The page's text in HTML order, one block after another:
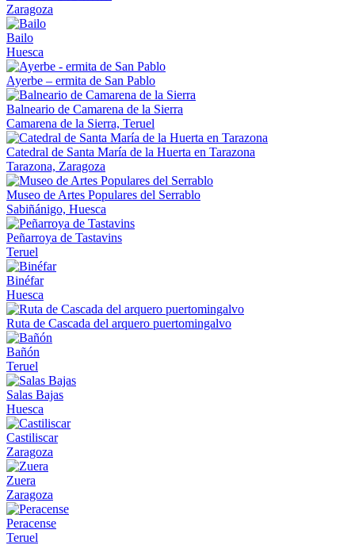
Zaragoza
Bailo
Huesca
Ayerbe – ermita de San Pablo
Balneario de Camarena de la Sierra
Camarena de la Sierra, Teruel
Catedral de Santa María de la Huerta en Tarazona
Tarazona, Zaragoza
Museo de Artes Populares del Serrablo
Sabiñánigo, Huesca
Peñarroya de Tastavins
Teruel
Binéfar
Huesca
Ruta de Cascada del arquero puertomingalvo
Bañón
Teruel
Salas Bajas
Huesca
Castiliscar
Zaragoza
Zuera
Zaragoza
Peracense
Teruel